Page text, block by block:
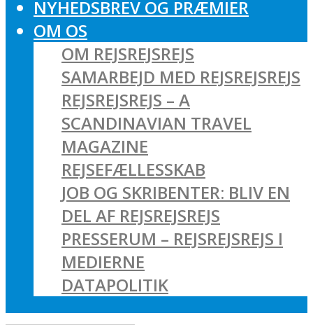
NYHEDSBREV OG PRÆMIER
OM OS
OM REJSREJSREJS
SAMARBEJD MED REJSREJSREJS
REJSREJSREJS – A
SCANDINAVIAN TRAVEL
MAGAZINE
REJSEFÆLLESSKAB
JOB OG SKRIBENTER: BLIV EN
DEL AF REJSREJSREJS
PRESSERUM – REJSREJSREJS I
MEDIERNE
DATAPOLITIK